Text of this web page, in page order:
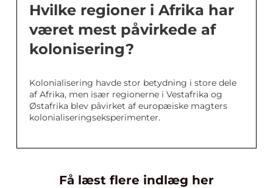
Hvilke regioner i Afrika har
været mest påvirkede af
kolonisering?
Kolonialisering havde stor betydning i store dele
af Afrika, men især regionerne i Vestafrika og
Østafrika blev påvirket af europæiske magters
kolonialiseringseksperimenter.
Få læst flere indlæg her